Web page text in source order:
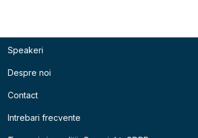
Speakeri
Despre noi
Contact
Intrebari frecvente